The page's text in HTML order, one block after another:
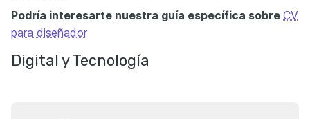
Podría interesarte nuestra guía específica sobre CV
para diseñador
Digital y Tecnología